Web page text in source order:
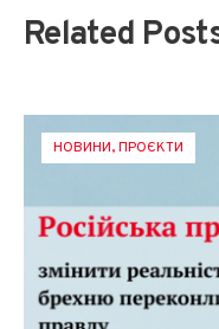
Related
НОВИНИ,ПРОЄКТИ